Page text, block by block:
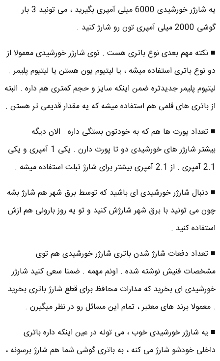
یه شارژر خورشیدی 6000 میلی آمپری بگیرید ، می تونید 3 بار
گوشی 2000 میلی آمپری تون رو شارژ کنید .
■ نکته مهم بعدی نوع باتری هست . توی شارژر خورشیدی معمولا از
دو نوع باتری استفاده میشه ، یا لیتیوم یون هستن یا لیتیوم پلیمر .
لیتیوم پلیمر جدیدتره ضمن اینکه سایز و حجم کمتری هم داره . البته
از باتری های قلمی هم استفاده میشه که یه مقدار قدیمی تر هستن .
■ تعداد پورت ها هم که به خودتون بستگی داره . الان دیگه
بیشتر شارژر های خورشیدی دو تا پورت دارن . یکی 1 آمپری و یکی
2.1 آمپری . از 2.1 آمپری بیشتر برای شارژ تبلت استفاده میشه .
■ دنبال شارژر خورشیدی ای باشید که توسط برق شهر هم شارژ بشه
چون می تونید با برق شهر شارژش کنید و تو یه روز بارونی هم ازش
استفاده کنید .
■ تعداد دفعات شارژ شدن باتری شارژر خورشیدی هم توی
مشخصات فنیش نوشته شده . اونم مهمه . ضمنا سعی کنید شارژر
خورشیدی ای بخرید که مدارات محافظ برای قطع شارژ باتری بخرید
. معمولا برند های معتبر ، تمام این مسائل رو در نظر میگیرن .
■ یه شارژر خورشیدی خوب ، می تونه در عین اینکه داره باتری
داخلی خودشو شارژ می کنه ، به باتری گوشی شما هم شارژ برسونه ،